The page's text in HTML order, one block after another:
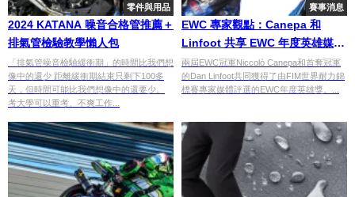
零件與用品
2024 KATANA 噪音合格管推薦＋
排氣管檢驗教學懶人包
「排氣管噪音檢驗緩衝期」的時間比我們想
像中的還少 距離緩衝期結束只剩下100多
天，但時間可能比我們想像中的還要少。
考大學可以重考、不爽工作...
賽事消息
EWC 專家觀點：Canepa 和
Linfoot 共享 EWC 年度英雄媒體
榮譽
兩屆EWC冠軍Niccolò Canepa和首奪冠軍
的Dan Linfoot共同獲得了由FIM世界耐力錦
標賽專家媒體評選的EWC年度英雄獎。...